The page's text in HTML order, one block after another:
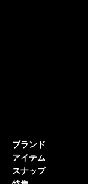
ブランド
アイテム
スナップ